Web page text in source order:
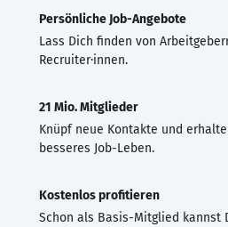
Persönliche Job-Angebote
Lass Dich finden von
Recruiter·innen.
21 Mio. Mitglieder
Knüpf neue Kontakte und
besseres Job-Leben.
Kostenlos profitieren
Schon als Basis-Mitglied kannst